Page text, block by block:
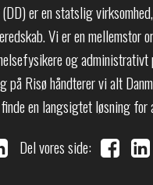
er en statslig
Vi er en mellemstor
og administrativt
på Risø håndterer vi alt
en langsigtet løsning for
Del vores side: